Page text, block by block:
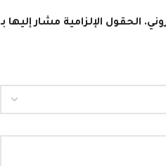
الحقول الإلزامية مشار إليها بـ